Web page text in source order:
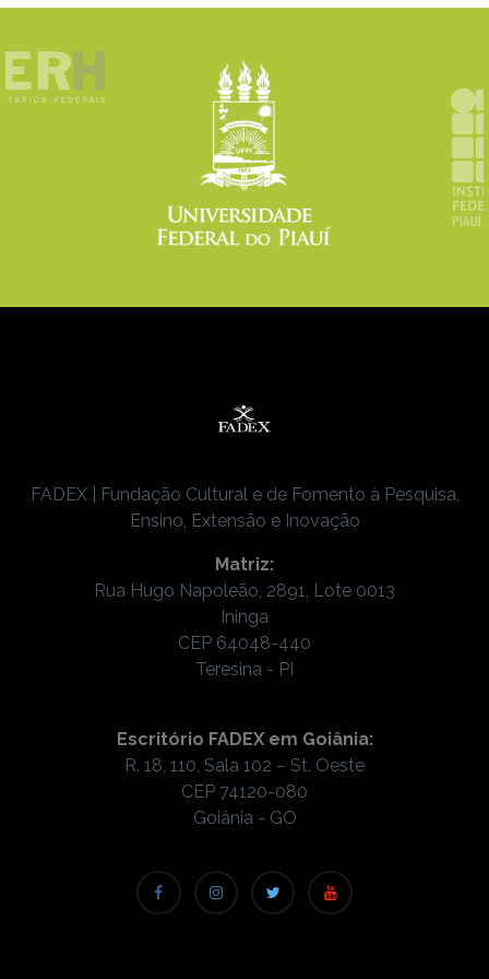
FADEX | Fundação Cultural e de Fomento à Pesquisa,
Ensino, Extensão e Inovação
Matriz:
Rua Hugo Napoleão, 2891, Lote 0013
Ininga
CEP 64048-440
Teresina - PI
Escritório FADEX em Goiânia:
R. 18, 110, Sala 102 – St. Oeste
CEP 74120-080
Goiânia - GO